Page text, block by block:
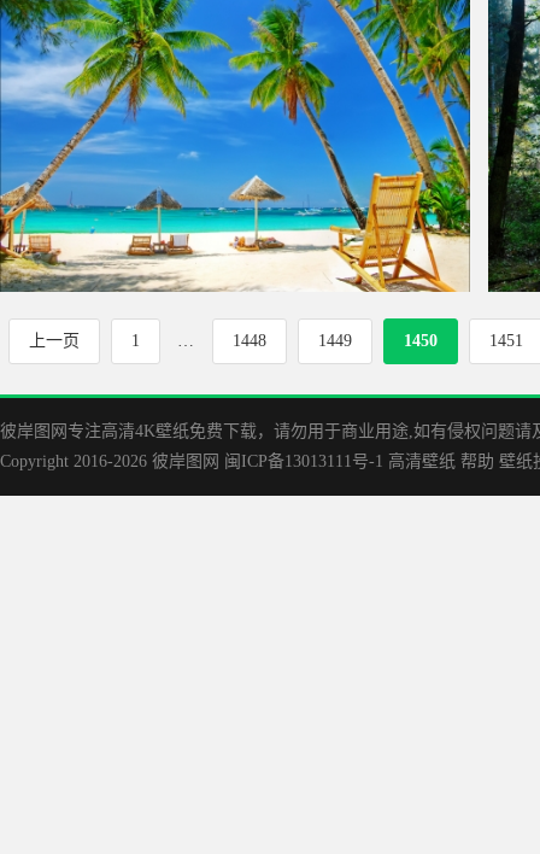
小企鹅和妈妈图片 南极
大海,棕榈树,休息,椅子,海滩,风景图片
小屋
上一页
1 … 1448 1449 1450 1451
彼岸图网专注高清4K壁纸免费下载，请勿用于商业用途,如有侵权问题
Copyright 2016-2026 彼岸图网 闽ICP备13013111号-1 高清壁纸 帮助 壁纸